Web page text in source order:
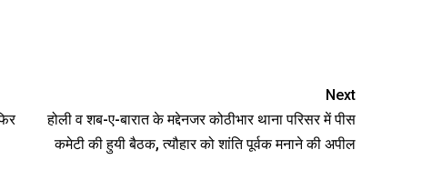
Next
होली व शब-ए-बारात के मद्देनजर कोठीभार थाना परिसर में पीस
कमेटी की हुयी बैठक, त्यौहार को शांति पूर्वक मनाने की अपील